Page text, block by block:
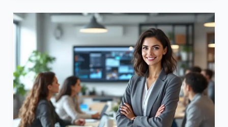
Boostez
votre
CA
:
formation
social
selling
Emmanuelle